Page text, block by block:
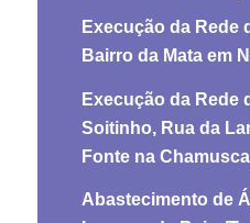
Execução da Rede
Bairro da Mata em
Execução da Rede
Soitinho, Rua da
Fonte na
Abastecimento de